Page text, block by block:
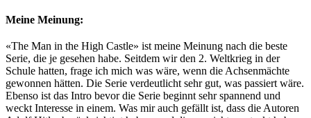
Meine Meinung:
«The Man in the High Castle» ist meine Meinung nach die beste
Serie, die je gesehen habe. Seitdem wir den 2. Weltkrieg in der
Schule hatten, frage ich mich was wäre, wenn die Achsenmächte
gewonnen hätten. Die Serie verdeutlicht sehr gut, was passiert wäre.
Ebenso ist das Intro bevor die Serie beginnt sehr spannend und
weckt Interesse in einem. Was mir auch gefällt ist, dass die Autoren